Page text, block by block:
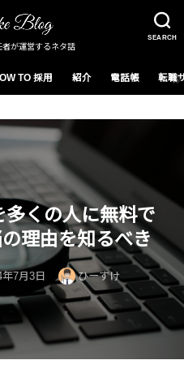
SEARCH
者が運営するネタ話
TO 採用 紹介 電話帳 転職
くの人に無料で
理由を知るべき
年7月3日 ひーすけ